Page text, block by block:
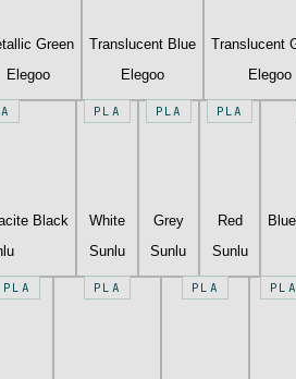
Green
Elegoo
Translucent Blue
Elegoo
Translucent
Elegoo
Black
PLA
White
Sunlu
PLA
Grey
Sunlu
PLA
Red
Sunlu
PLA PLA PLA PLA